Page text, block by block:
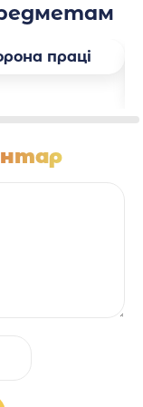
праці